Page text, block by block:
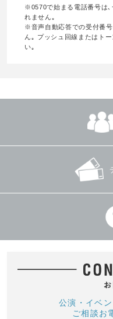
※0570で始まる電話番号は､
れません｡
※音声自動応答での受付番
ん｡ プッシュ回線またはト
い｡
公演・イベ
ご相談お